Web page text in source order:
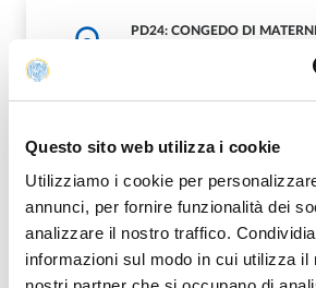
Questo sito web utilizza i cookie
Utilizziamo i cookie per
annunci, per fornire funzionalità dei
analizzare il nostro traffico.
informazioni sul modo in cui utilizza il
PD24: CONGEDO DI
DELLA LAVORATRICE (A
151/2001
PD24A: CONGEDO DI
ASTENSIONE